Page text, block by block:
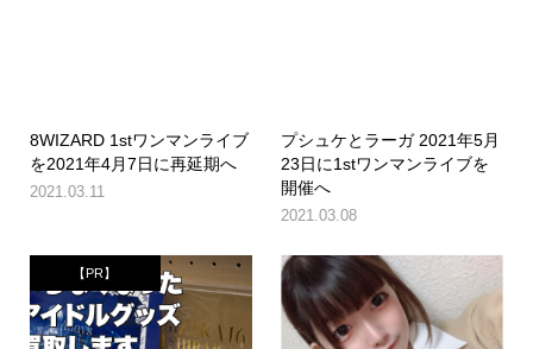
8WIZARD 1stワンマンライブ
を2021年4月7日に再延期へ
2021.03.11
プシュケとラーガ 2021年5月
23日に1stワンマンライブを
開催へ
2021.03.08
【PR】